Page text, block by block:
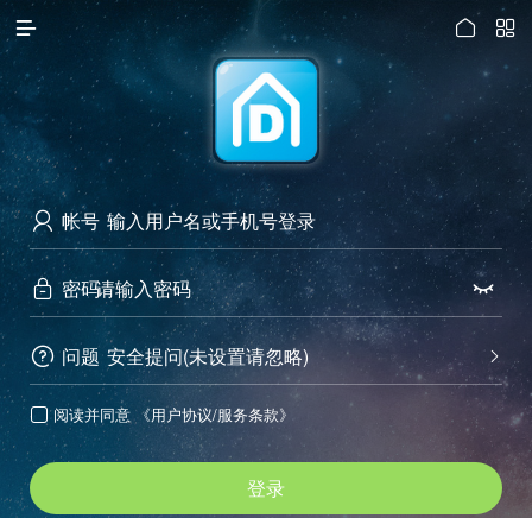

访问电脑版
 

 帐号
 密码 
 问题 
安全提问(未设置请忽略)
 阅读并同意 《用户协议/服务条款》
登录